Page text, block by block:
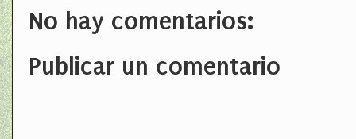
No hay comentarios:
Publicar un comentario